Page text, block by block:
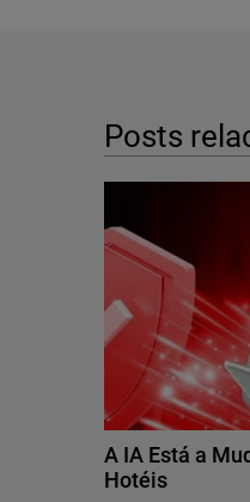
Posts
A IA Está a
Hotéis